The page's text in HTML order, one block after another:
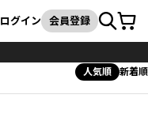
検索
ログイン 会員登録カート
人気順 新着順